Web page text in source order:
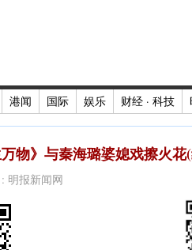
港闻 国际 娱乐 财经 · 科技
万物》与秦海璐婆媳戏擦火花
明报新闻网